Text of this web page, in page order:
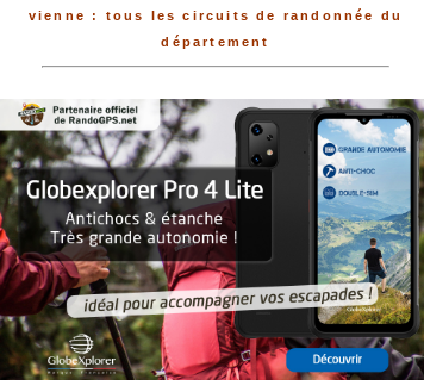
vienne : tous les circuits de randonnée du
département